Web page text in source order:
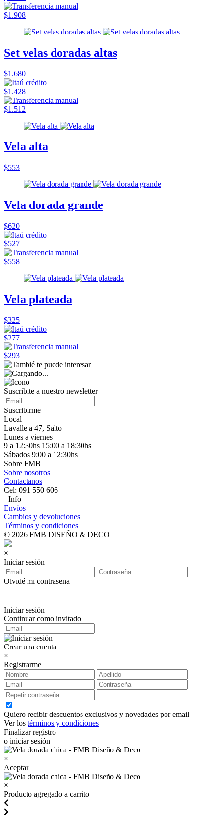
$1.908
Set velas doradas altas
$1.680
$1.428
$1.512
Vela alta
$553
Vela dorada grande
$620
$527
$558
Vela plateada
$325
$277
$293
Suscribite a nuestro newsletter
Suscribirme
Local
Lavalleja 47, Salto
Lunes a viernes
9 a 12:30hs 15:00 a 18:30hs
Sábados 9:00 a 12:30hs
Sobre FMB
Sobre nosotros
Contactanos
Cel: 091 550 606
+Info
Envíos
Cambios y devoluciones
Términos y condiciones
© 2026 FMB DISEÑO & DECO
×
Iniciar sesión
Olvidé mi contraseña
Iniciar sesión
Continuar como invitado
Crear una cuenta
×
Registrarme
Quiero recibir descuentos exclusivos y novedades por email
Ver los términos y condiciones
Finalizar registro
o iniciar sesión
×
Aceptar
×
Producto agregado a carrito